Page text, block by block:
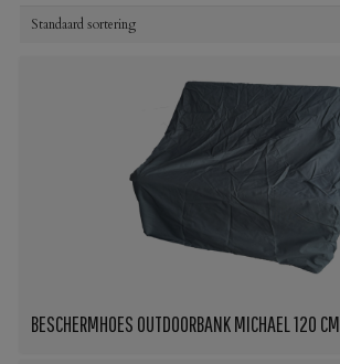
BESCHERMHOES OUTDOORBANK MICHAEL 120 CM